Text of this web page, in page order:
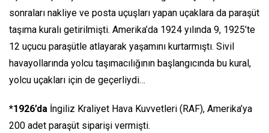
sonraları nakliye ve posta uçuşları yapan uçaklara da paraşüt
taşıma kuralı getirilmişti. Amerika’da 1924 yılında 9, 1925’te
12 uçucu paraşütle atlayarak yaşamını kurtarmıştı. Sivil
havayollarında yolcu taşımacılığının başlangıcında bu kural,
yolcu uçakları için de geçerliydi…
*1926’da İngiliz Kraliyet Hava Kuvvetleri (RAF), Amerika’ya
200 adet paraşüt siparişi vermişti.